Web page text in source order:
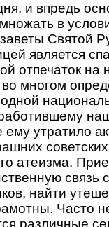
и впредь
в
Святой
является
отпечаток
многом
ему утратило
атеизма.
связь
найти
Часто
различные